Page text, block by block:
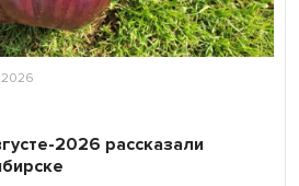
2026 рассказали